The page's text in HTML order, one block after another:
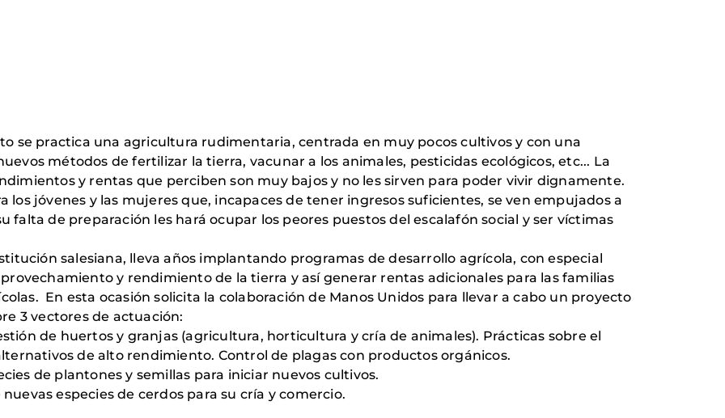
se practica una agricultura rudimentaria, centrada en muy pocos cultivos y con una
métodos de fertilizar la tierra, vacunar a los animales, pesticidas ecológicos, etc... La
y rentas que perciben son muy bajos y no les sirven para poder vivir dignamente.
los jóvenes y las mujeres que, incapaces de tener ingresos suficientes, se ven empujados a
falta de preparación les hará ocupar los peores puestos del escalafón social y ser víctimas
salesiana, lleva años implantando programas de desarrollo agrícola, con especial
y rendimiento de la tierra y así generar rentas adicionales para las familias
En esta ocasión solicita la colaboración de Manos Unidos para llevar a cabo un proyecto
3 vectores de actuación:
de huertos y granjas (agricultura, horticultura y cría de animales). Prácticas sobre el
de alto rendimiento. Control de plagas con productos orgánicos.
de plantones y semillas para iniciar nuevos cultivos.
especies de cerdos para su cría y comercio.